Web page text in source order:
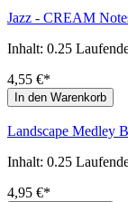
Jazz - CREAM
Inhalt: 0.25
4,55 €*
In den Warenkorb
Landscape Medley
Inhalt: 0.25
4,95 €*